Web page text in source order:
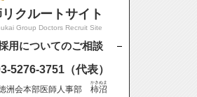
リクルートサイト
Group Doctors Recruit Site
用についてのご相談
5276-3751 （代表）
洲会本部医師人事部 柿沼
かきぬま